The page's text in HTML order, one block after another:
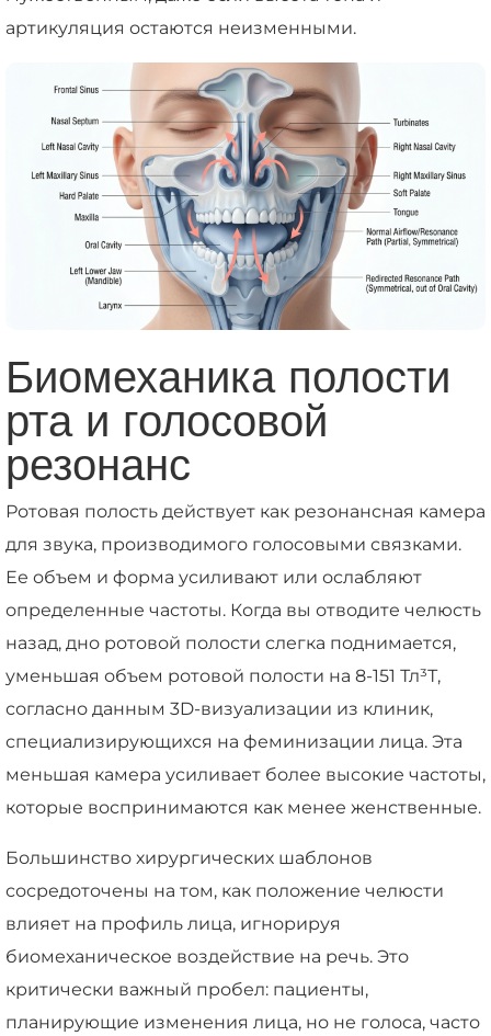
артикуляция остаются неизменными.
Биомеханика полости
рта и голосовой
резонанс
Ротовая полость действует как резонансная камера
для звука, производимого голосовыми связками.
Ее объем и форма усиливают или ослабляют
определенные частоты. Когда вы отводите челюсть
назад, дно ротовой полости слегка поднимается,
уменьшая объем ротовой полости на 8-151 Тл³Т,
согласно данным 3D-визуализации из клиник,
специализирующихся на феминизации лица. Эта
меньшая камера усиливает более высокие частоты,
которые воспринимаются как менее женственные.
Большинство хирургических шаблонов
сосредоточены на том, как положение челюсти
влияет на профиль лица, игнорируя
биомеханическое воздействие на речь. Это
критически важный пробел: пациенты,
планирующие изменения лица, но не голоса, часто